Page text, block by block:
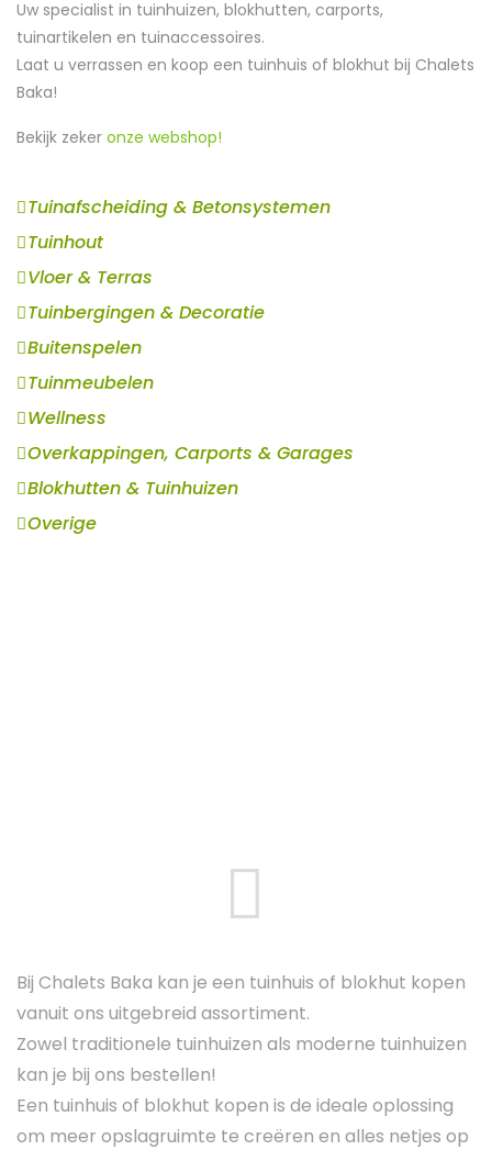
Uw specialist in tuinhuizen, blokhutten, carports,
tuinartikelen en tuinaccessoires.
Laat u verrassen en koop een tuinhuis of blokhut bij Chalets
Baka!
Bekijk zeker onze webshop!
Tuinafscheiding & Betonsystemen
Tuinhout
Vloer & Terras
Tuinbergingen & Decoratie
Buitenspelen
Tuinmeubelen
Wellness
Overkappingen, Carports & Garages
Blokhutten & Tuinhuizen
Overige
Bij Chalets Baka kan je een tuinhuis of blokhut kopen
vanuit ons uitgebreid assortiment.
Zowel traditionele tuinhuizen als moderne tuinhuizen
kan je bij ons bestellen!
Een tuinhuis of blokhut kopen is de ideale oplossing
om meer opslagruimte te creëren en alles netjes op